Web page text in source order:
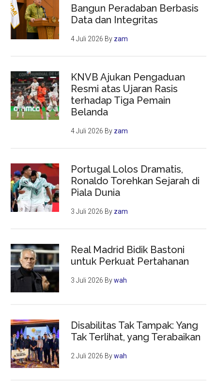
Bangun Peradaban Berbasis
Data dan Integritas
4 Juli 2026 By zam
KNVB Ajukan Pengaduan
Resmi atas Ujaran Rasis
terhadap Tiga Pemain
Belanda
4 Juli 2026 By zam
Portugal Lolos Dramatis,
Ronaldo Torehkan Sejarah di
Piala Dunia
3 Juli 2026 By zam
Real Madrid Bidik Bastoni
untuk Perkuat Pertahanan
3 Juli 2026 Bywah
Disabilitas Tak Tampak: Yang
Tak Terlihat, yang Terabaikan
2 Juli 2026 Bywah